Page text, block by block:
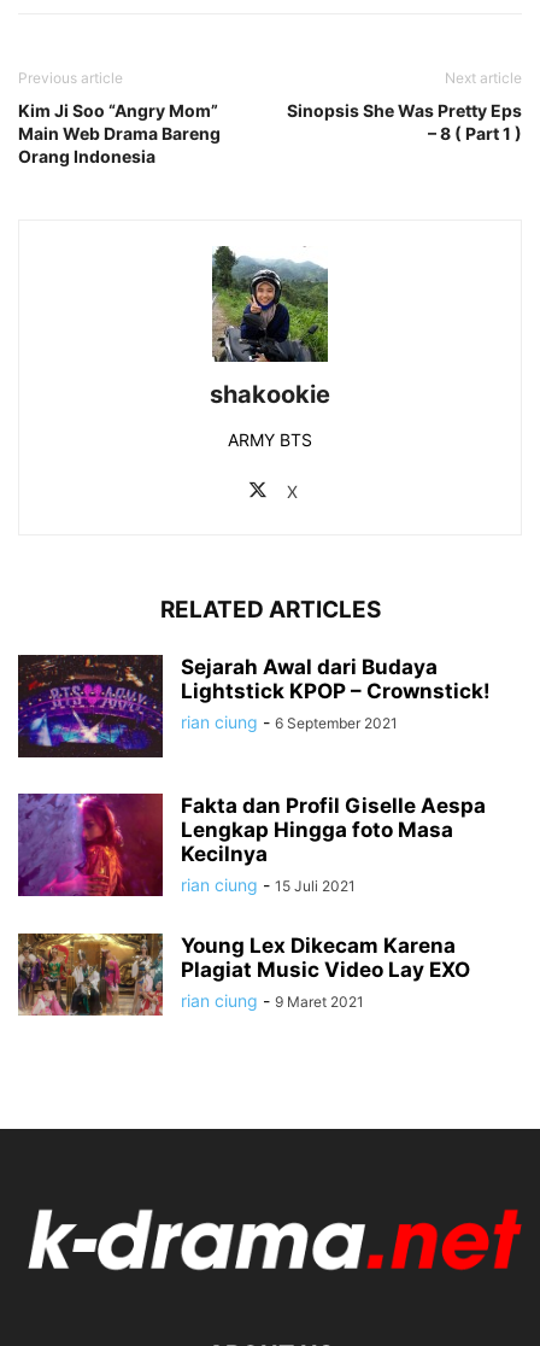
Previous article
Kim Ji Soo “Angry Mom”
Main Web Drama Bareng
Orang Indonesia
Next article
Sinopsis She Was Pretty Eps
– 8 ( Part 1 )
shakookie
ARMY BTS
X
RELATED ARTICLES
Sejarah Awal dari Budaya
Lightstick KPOP – Crownstick!
rian ciung - 6 September 2021
Fakta dan Profil Giselle Aespa
Lengkap Hingga foto Masa
Kecilnya
rian ciung - 15 Juli 2021
Young Lex Dikecam Karena
Plagiat Music Video Lay EXO
rian ciung - 9 Maret 2021